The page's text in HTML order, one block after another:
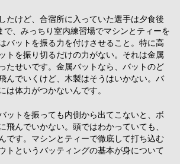
たけど、合宿所に入っていた選手は夕食後
で、みっちり室内練習場でマシンとティーを
バットを振る力を付けさせること。特に高
トを振り切るだけの力がない。それは金属
たせいです。金属バットなら、バットのど
んでいくけど、木製はそうはいかない。バ
は体力がつかないんです。
ットを振っても内側から出てこないと、ボ
飛んでいかない。頭ではわかっていても、
です。マシンとティーで徹底して打ち込む
トというバッティングの基本が身について